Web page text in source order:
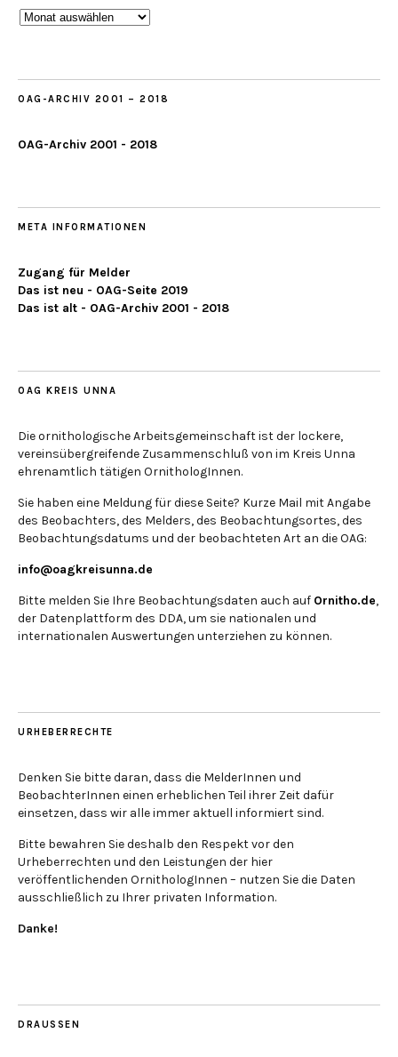
Beobachtungen
OAG-ARCHIV 2001 – 2018
OAG-Archiv 2001 - 2018
META INFORMATIONEN
Zugang für Melder
Das ist neu - OAG-Seite 2019
Das ist alt - OAG-Archiv 2001 - 2018
OAG KREIS UNNA
Die ornithologische Arbeitsgemeinschaft ist der lockere,
vereinsübergreifende Zusammenschluß von im Kreis Unna
ehrenamtlich tätigen OrnithologInnen.
Sie haben eine Meldung für diese Seite? Kurze Mail mit Angabe
des Beobachters, des Melders, des Beobachtungsortes, des
Beobachtungsdatums und der beobachteten Art an die OAG:
info@oagkreisunna.de
Bitte melden Sie Ihre Beobachtungsdaten auch auf Ornitho.de,
der Datenplattform des DDA, um sie nationalen und
internationalen Auswertungen unterziehen zu können.
URHEBERRECHTE
Denken Sie bitte daran, dass die MelderInnen und
BeobachterInnen einen erheblichen Teil ihrer Zeit dafür
einsetzen, dass wir alle immer aktuell informiert sind.
Bitte bewahren Sie deshalb den Respekt vor den
Urheberrechten und den Leistungen der hier
veröffentlichenden OrnithologInnen – nutzen Sie die Daten
ausschließlich zu Ihrer privaten Information.
Danke!
DRAUSSEN